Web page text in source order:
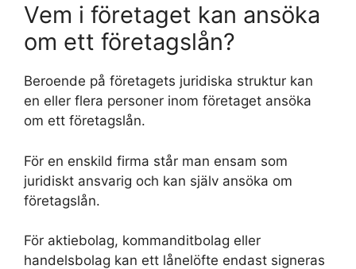
Vem i företaget kan ansöka
om ett företagslån?
Beroende på företagets juridiska struktur kan
en eller flera personer inom företaget ansöka
om ett företagslån.
För en enskild firma står man ensam som
juridiskt ansvarig och kan själv ansöka om
företagslån.
För aktiebolag, kommanditbolag eller
handelsbolag kan ett lånelöfte endast signeras